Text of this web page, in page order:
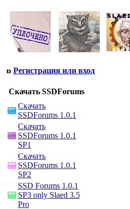
Регистрация или вход
Скачать SSDForums
Скачать
SSDForums 1.0.1
Скачать
SSDForums 1.0.1
SP1
Скачать
SSDForums 1.0.1
SP2
SSD Forums 1.0.1
SP3 only Slaed 3.5
Pro